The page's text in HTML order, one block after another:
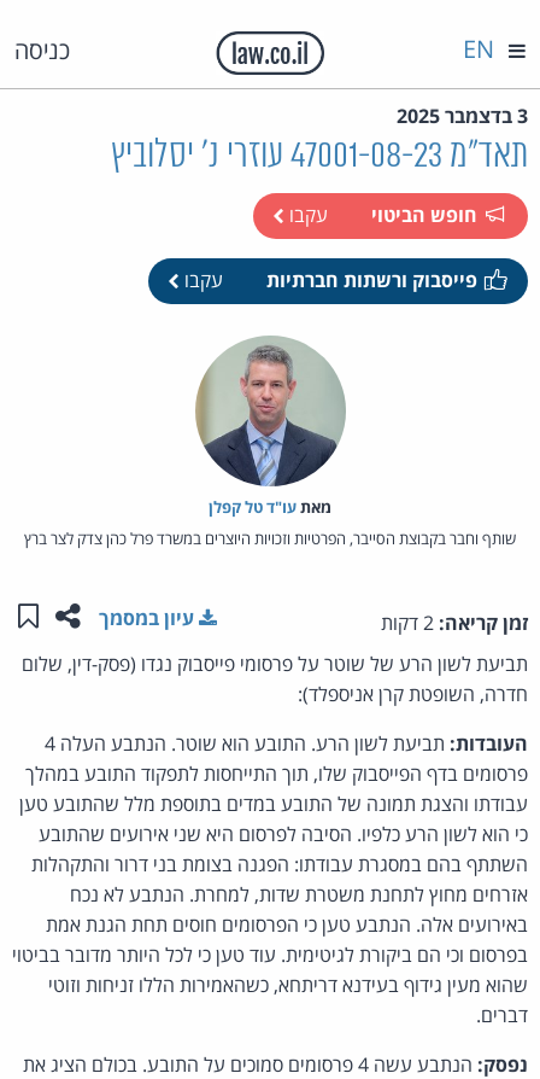
כניסה EN
3 בדצמבר 2025
תאד"מ 47001-08-23 עוזרי נ' יסלוביץ
חופש הביטוי עקבו
פייסבוק ורשתות חברתיות עקבו
מאת‏עו"ד טל קפלן
שותף וחבר בקבוצת הסייבר, הפרטיות וזכויות היוצרים במשרד פרל כהן צדק לצר ברץ
זמן קריאה: שתפו
עיון במסמך
תביעת לשון הרע של שוטר על פרסומי פייסבוק נגדו (פסק-דין, שלום
חדרה, השופטת קרן אניספלד):
העובדות:
תביעת לשון הרע. התובע הוא שוטר. הנתבע העלה 4
פרסומים בדף הפייסבוק שלו, תוך התייחסות לתפקוד התובע במהלך
עבודתו והצגת תמונה של התובע במדים בתוספת מלל שהתובע טען
כי הוא לשון הרע כלפיו. הסיבה לפרסום היא שני אירועים שהתובע
השתתף בהם במסגרת עבודתו: הפגנה בצומת בני דרור והתקהלות
אזרחים מחוץ לתחנת משטרת שדות, למחרת. הנתבע לא נכח
באירועים אלה. הנתבע טען כי הפרסומים חוסים תחת הגנת אמת
בפרסום וכי הם ביקורת לגיטימית. עוד טען כי לכל היותר מדובר בביטוי
שהוא מעין גידוף בעידנא דריתחא, כשהאמירות הללו זניחות וזוטי
דברים.
נפסק:
הנתבע עשה 4 פרסומים סמוכים על התובע. בכולם הציג את